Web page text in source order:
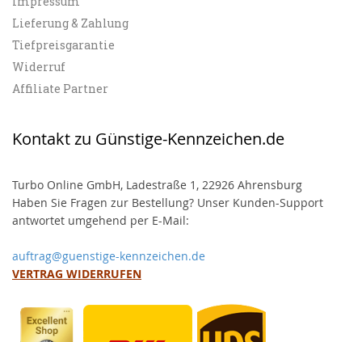
Lieferung & Zahlung
Tiefpreisgarantie
Widerruf
Affiliate Partner
Kontakt zu Günstige-Kennzeichen.de
Turbo Online GmbH, Ladestraße 1, 22926 Ahrensburg
Haben Sie Fragen zur Bestellung? Unser Kunden-Support
antwortet umgehend per E-Mail:
auftrag@guenstige-kennzeichen.de
VERTRAG WIDERRUFEN